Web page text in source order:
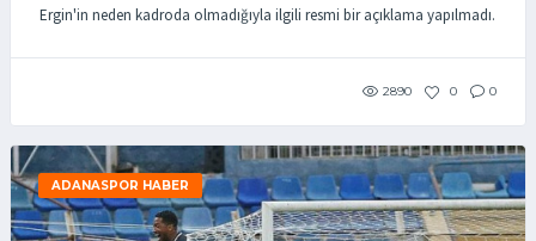
Ergin'in neden kadroda olmadığıyla ilgili resmi bir açıklama yapılmadı.
2890 0 0
ADANASPOR HABER